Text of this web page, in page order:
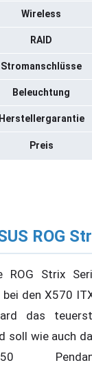
Wireless
RAID
Stromanschlüsse
Beleuchtung
Preis
ROG
ROG Strix
den X570
das
soll wie auch